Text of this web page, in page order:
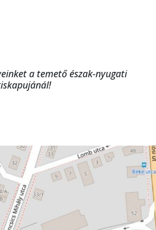
a temető észak-nyugati